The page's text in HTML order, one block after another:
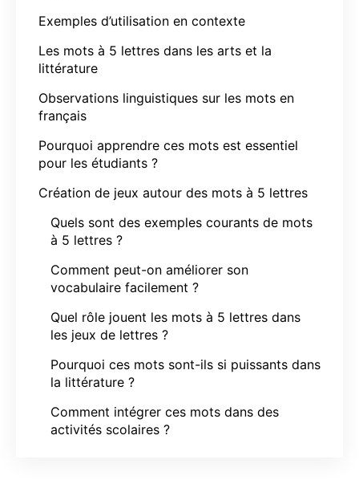
Exemples d’utilisation en contexte
Les mots à 5 lettres dans les arts et la
littérature
Observations linguistiques sur les mots en
français
Pourquoi apprendre ces mots est essentiel
pour les étudiants ?
Création de jeux autour des mots à 5 lettres
Quels sont des exemples courants de mots
à 5 lettres ?
Comment peut-on améliorer son
vocabulaire facilement ?
Quel rôle jouent les mots à 5 lettres dans
les jeux de lettres ?
Pourquoi ces mots sont-ils si puissants dans
la littérature ?
Comment intégrer ces mots dans des
activités scolaires ?